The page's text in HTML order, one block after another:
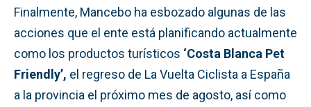
Finalmente, Mancebo ha esbozado algunas de las
acciones que el ente está planificando actualmente
como los productos turísticos ‘Costa Blanca Pet
Friendly’, el regreso de La Vuelta Ciclista a España
a la provincia el próximo mes de agosto, así como